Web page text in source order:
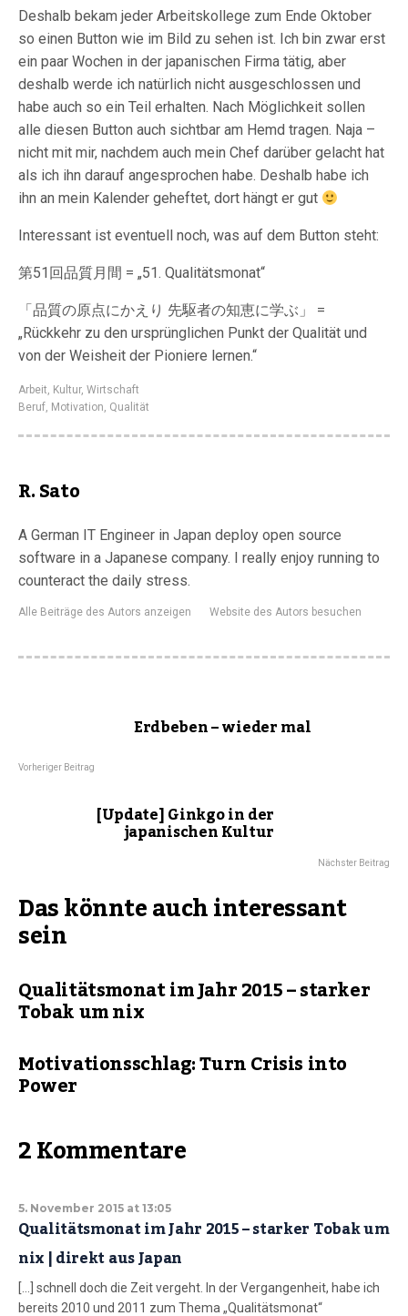
Deshalb bekam jeder Arbeitskollege zum Ende Oktober
so einen Button wie im Bild zu sehen ist. Ich bin zwar erst
ein paar Wochen in der japanischen Firma tätig, aber
deshalb werde ich natürlich nicht ausgeschlossen und
habe auch so ein Teil erhalten. Nach Möglichkeit sollen
alle diesen Button auch sichtbar am Hemd tragen. Naja –
nicht mit mir, nachdem auch mein Chef darüber gelacht hat
als ich ihn darauf angesprochen habe. Deshalb habe ich
ihn an mein Kalender geheftet, dort hängt er gut
Interessant ist eventuell noch, was auf dem Button steht:
第51回品質月間 = „51. Qualitätsmonat“
「品質の原点にかえり 先駆者の知恵に学ぶ」 =
„Rückkehr zu den ursprünglichen Punkt der Qualität und
von der Weisheit der Pioniere lernen.“
Arbeit, Kultur, Wirtschaft
Beruf, Motivation, Qualität
R. Sato
A German IT Engineer in Japan deploy open source
software in a Japanese company. I really enjoy running to
counteract the daily stress.
Alle Beiträge des Autors anzeigen Website des Autors besuchen
Erdbeben – wieder mal
Vorheriger Beitrag
[Update] Ginkgo in der
japanischen Kultur
Nächster Beitrag
Das könnte auch interessant
sein
Qualitätsmonat im Jahr 2015 – starker
Tobak um nix
Motivationsschlag: Turn Crisis into
Power
2 Kommentare
5. November 2015 at 13:05
Qualitätsmonat im Jahr 2015 – starker Tobak um
nix | direkt aus Japan
[…] schnell doch die Zeit vergeht. In der Vergangenheit, habe ich
bereits 2010 und 2011 zum Thema „Qualitätsmonat“